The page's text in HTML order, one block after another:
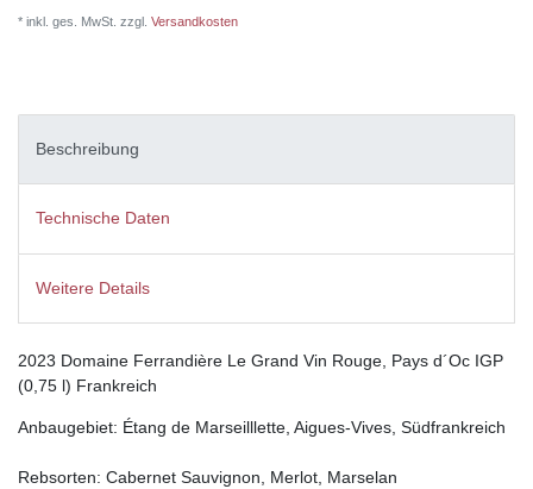
* inkl. ges. MwSt. zzgl. Versandkosten
Beschreibung
Technische Daten
Weitere Details
2023 Domaine Ferrandière Le Grand Vin Rouge, Pays d´Oc IGP
(0,75 l) Frankreich
Anbaugebiet: Étang de Marseilllette, Aigues-Vives, Südfrankreich
Rebsorten: Cabernet Sauvignon, Merlot, Marselan